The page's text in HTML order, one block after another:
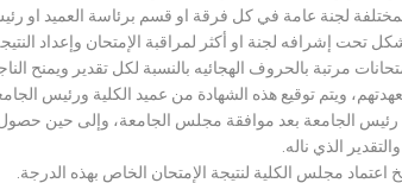
لجنة عامة في كل فرقة او قسم برئاسة العميد او
تحت إشرافه لجنة او أكثر لمراقبة الإمتحان وإعداد
مرتبة بالحروف الهجائيه بالنسبة لكل تقدير ويمنح
ويتم توقيع هذه الشهادة من عميد الكلية ورئيس
الجامعة بعد موافقة مجلس الجامعة، وإلى حين حصول
الذي ناله.
اعتماد مجلس الكلية لنتيجة الإمتحان الخاص بهذه الدرجة.